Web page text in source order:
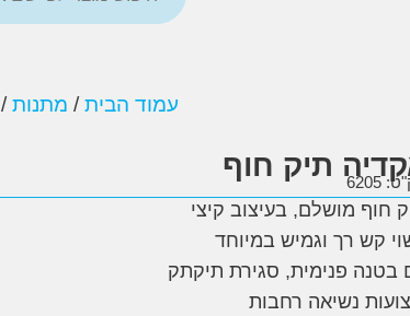
עמוד הבית/ מתנות/
תיק חוף 6205
חוף מושלם, בעיצוב קיצי
קש רך וגמיש במיוחד
בטנה פנימית, סגירת תיקתק
נשיאה רחבות